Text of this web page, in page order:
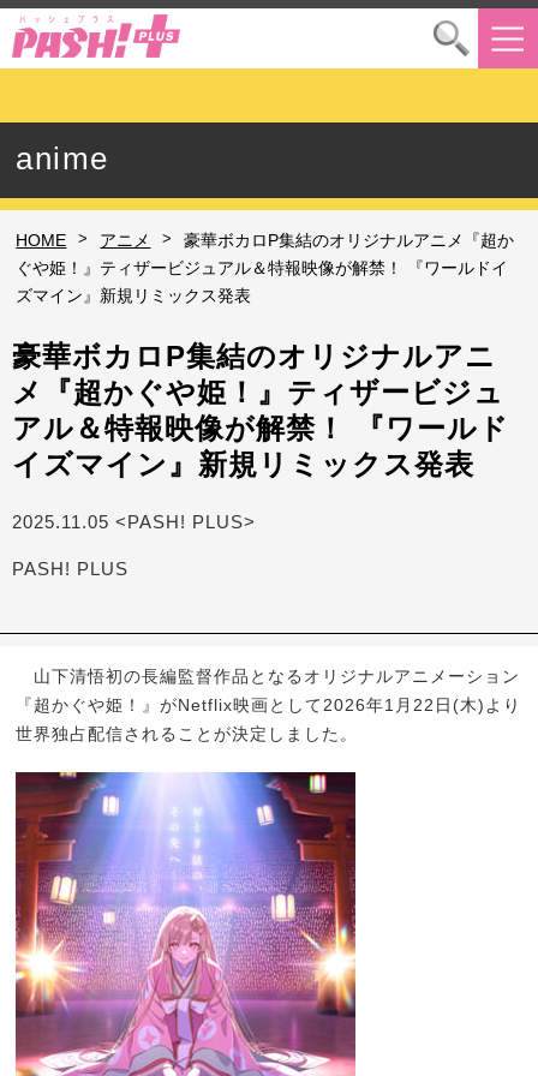
anime
HOME > アニメ >
豪華ボカロP集結のオリジナルアニメ『超か
ぐや姫！』ティザービジュアル＆特報映像が解禁！ 『ワールドイ
ズマイン』新規リミックス発表
豪華ボカロP集結のオリジナルアニ
メ『超かぐや姫！』ティザービジュ
アル＆特報映像が解禁！ 『ワールド
イズマイン』新規リミックス発表
2025.11.05 <PASH! PLUS>
PASH! PLUS
山下清悟初の長編監督作品となるオリジナルアニメーション
『超かぐや姫！』がNetflix映画として2026年1月22日(木)より
世界独占配信されることが決定しました。